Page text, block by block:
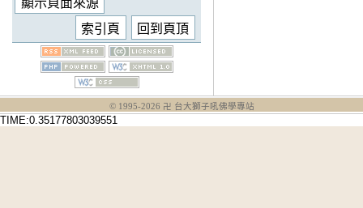
© 1995-2026 卍 台大獅子吼佛學專站
TIME:0.35177803039551